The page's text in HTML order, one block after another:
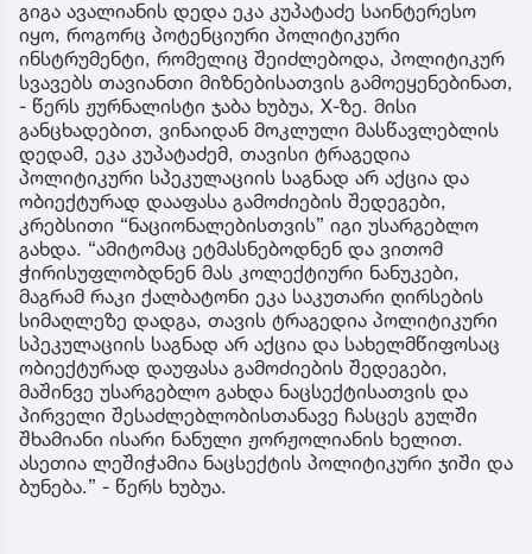
გიგა ავალიანის დედა ეკა კუპატაძე საინტერესო
იყო, როგორც პოტენციური პოლიტიკური
ინსტრუმენტი, რომელიც შეიძლებოდა, პოლიტიკურ
სვავებს თავიანთი მიზნებისათვის გამოეყენებინათ,
- წერს ჟურნალისტი ჯაბა ხუბუა, X-ზე. მისი
განცხადებით, ვინაიდან მოკლული მასწავლებლის
დედამ, ეკა კუპატაძემ, თავისი ტრაგედია
პოლიტიკური სპეკულაციის საგნად არ აქცია და
ობიექტურად დააფასა გამოძიების შედეგები,
კრებსითი “ნაციონალებისთვის” იგი უსარგებლო
გახდა. “ამიტომაც ეტმასნებოდნენ და ვითომ
ჭირისუფლობდნენ მას კოლექტიური ნანუკები,
მაგრამ რაკი ქალბატონი ეკა საკუთარი ღირსების
სიმაღლეზე დადგა, თავის ტრაგედია პოლიტიკური
სპეკულაციის საგნად არ აქცია და სახელმწიფოსაც
ობიექტურად დაუფასა გამოძიების შედეგები,
მაშინვე უსარგებლო გახდა ნაცსექტისათვის და
პირველი შესაძლებლობისთანავე ჩასცეს გულში
შხამიანი ისარი ნანული ჟორჟოლიანის ხელით.
ასეთია ლეშიჭამია ნაცსექტის პოლიტიკური ჯიში და
ბუნება.” - წერს ხუბუა.